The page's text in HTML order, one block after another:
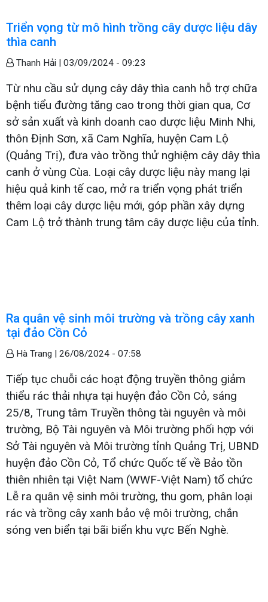
Triển vọng từ mô hình trồng cây dược liệu dây
thìa canh
Thanh Hải | 03/09/2024 - 09:23
Từ nhu cầu sử dụng cây dây thìa canh hỗ trợ chữa
bệnh tiểu đường tăng cao trong thời gian qua, Cơ
sở sản xuất và kinh doanh cao dược liệu Minh Nhi,
thôn Định Sơn, xã Cam Nghĩa, huyện Cam Lộ
(Quảng Trị), đưa vào trồng thử nghiệm cây dây thìa
canh ở vùng Cùa. Loại cây dược liệu này mang lại
hiệu quả kinh tế cao, mở ra triển vọng phát triển
thêm loại cây dược liệu mới, góp phần xây dựng
Cam Lộ trở thành trung tâm cây dược liệu của tỉnh.
Ra quân vệ sinh môi trường và trồng cây xanh
tại đảo Cồn Cỏ
Hà Trang | 26/08/2024 - 07:58
Tiếp tục chuỗi các hoạt động truyền thông giảm
thiểu rác thải nhựa tại huyện đảo Cồn Cỏ, sáng
25/8, Trung tâm Truyền thông tài nguyên và môi
trường, Bộ Tài nguyên và Môi trường phối hợp với
Sở Tài nguyên và Môi trường tỉnh Quảng Trị, UBND
huyện đảo Cồn Cỏ, Tổ chức Quốc tế về Bảo tồn
thiên nhiên tại Việt Nam (WWF-Việt Nam) tổ chức
Lễ ra quân vệ sinh môi trường, thu gom, phân loại
rác và trồng cây xanh bảo vệ môi trường, chắn
sóng ven biển tại bãi biển khu vực Bến Nghè.